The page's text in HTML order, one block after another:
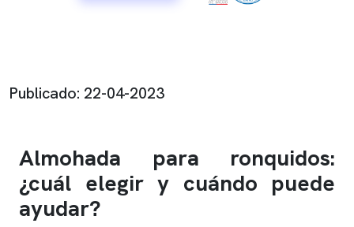
Publicado: 22-04-2023
Almohada para ronquidos:
¿cuál elegir y cuándo puede
ayudar?